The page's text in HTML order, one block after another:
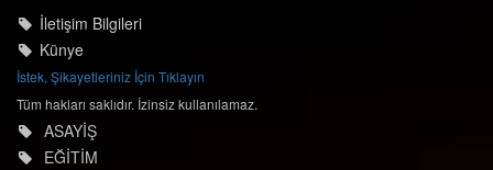
İletişim Bilgileri
Künye
İstek, Şikayetleriniz İçin Tıklayın
Tüm hakları saklıdır. İzinsiz kullanılamaz.
ASAYİŞ
EĞİTİM